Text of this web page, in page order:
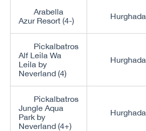
Arabella
Azur Resort (4-)
Hurghada
Pickalbatros
Alf Leila Wa
Leila by
Neverland (4)
Hurghada
Pickalbatros
Jungle Aqua
Park by
Neverland (4+)
Hurghada